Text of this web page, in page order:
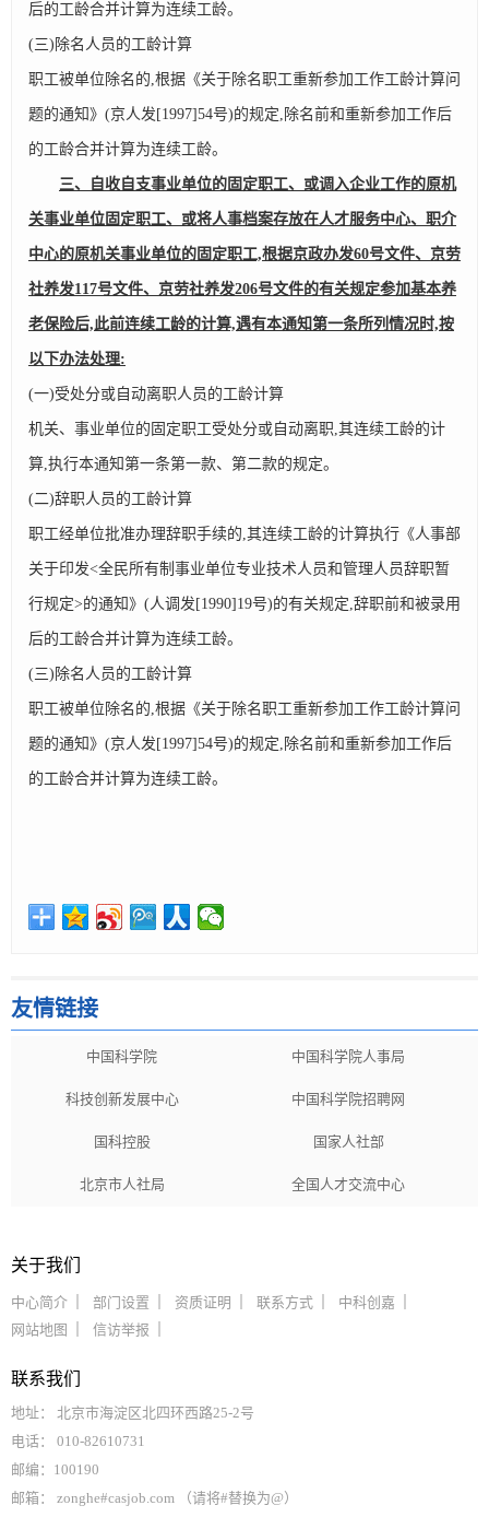
后的工龄合并计算为连续工龄。
(三)除名人员的工龄计算
职工被单位除名的,根据《关于除名职工重新参加工作工龄计算问
题的通知》(京人发[1997]54号)的规定,除名前和重新参加工作后
的工龄合并计算为连续工龄。
三、自收自支事业单位的固定职工、或调入企业工作的原机
关事业单位固定职工、或将人事档案存放在人才服务中心、职介
中心的原机关事业单位的固定职工,根据京政办发60号文件、京劳
社养发117号文件、京劳社养发206号文件的有关规定参加基本养
老保险后,此前连续工龄的计算,遇有本通知第一条所列情况时,按
以下办法处理:
(一)受处分或自动离职人员的工龄计算
机关、事业单位的固定职工受处分或自动离职,其连续工龄的计
算,执行本通知第一条第一款、第二款的规定。
(二)辞职人员的工龄计算
职工经单位批准办理辞职手续的,其连续工龄的计算执行《人事部
关于印发<全民所有制事业单位专业技术人员和管理人员辞职暂
行规定>的通知》(人调发[1990]19号)的有关规定,辞职前和被录用
后的工龄合并计算为连续工龄。
(三)除名人员的工龄计算
职工被单位除名的,根据《关于除名职工重新参加工作工龄计算问
题的通知》(京人发[1997]54号)的规定,除名前和重新参加工作后
的工龄合并计算为连续工龄。
友情链接
中国科学院 中国科学院人事局
科技创新发展中心 中国科学院招聘网
国科控股 国家人社部
北京市人社局 全国人才交流中心
关于我们
中心简介 部门设置 资质证明 联系方式
中科创嘉
网站地图
信访举报
联系我们
地址： 北京市海淀区北四环西路25-2号
电话： 010-82610731
邮编：100190
邮箱： zonghe#casjob.com （请将#替换为@）